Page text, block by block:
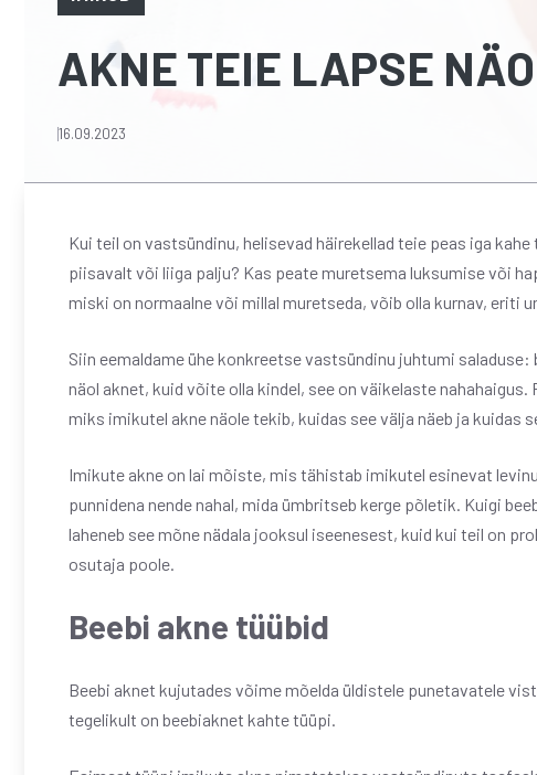
AKNE TEIE LAPSE
16.09.2023
Kui teil on vastsündinu, helisevad häirekellad teie peas iga
piisavalt või liiga palju? Kas peate muretsema luksumise või
miski on normaalne või millal muretseda, võib olla kurnav, eriti
Siin eemaldame ühe konkreetse vastsündinu juhtumi
näol aknet, kuid võite olla kindel, see on väikelaste
miks imikutel akne näole tekib, kuidas see välja näeb ja kuidas
Imikute akne on lai mõiste, mis tähistab imikutel esinevat
punnidena nende nahal, mida ümbritseb kerge põletik. Kuigi
laheneb see mõne nädala jooksul iseenesest, kuid kui teil on
osutaja poole.
Beebi akne tüübid
Beebi aknet kujutades võime mõelda üldistele punetavatele
tegelikult on beebiaknet kahte tüüpi.